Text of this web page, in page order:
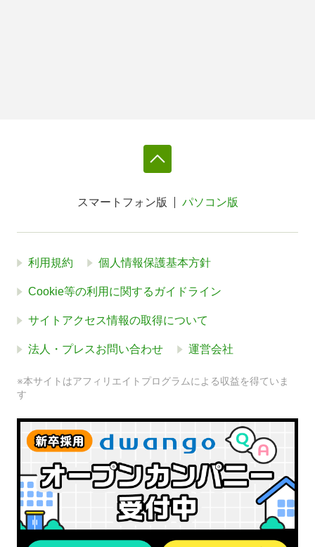
スマートフォン版 パソコン版
利用規約 個人情報保護基本方針
Cookie等の利用に関するガイドライン
サイトアクセス情報の取得について
法人・プレスお問い合わせ 運営会社
※本サイトはアフィリエイトプログラムによる収益を得ていま
す